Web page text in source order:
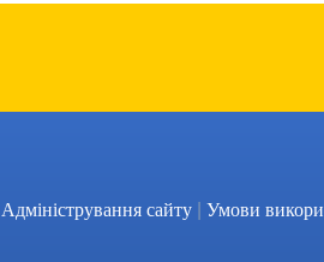
Адміністрування сайту | Умови